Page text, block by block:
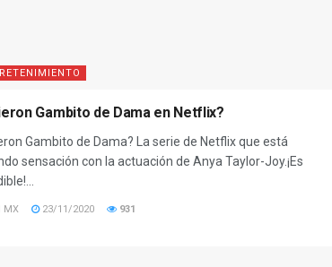
Gambito de Dama en Netflix?
Gambito de Dama? La serie de Netflix que está
sensación con la actuación de Anya Taylor-Joy.¡Es
MX 23/11/2020 931